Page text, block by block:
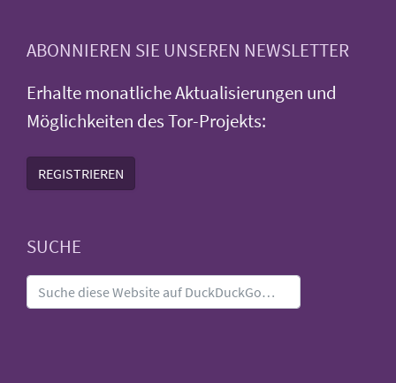
ABONNIEREN SIE UNSEREN NEWSLETTER
Erhalte monatliche Aktualisierungen und
Möglichkeiten des Tor-Projekts:
REGISTRIEREN
SUCHE